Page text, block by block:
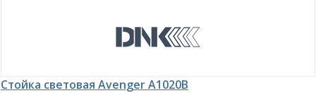
Стойка световая Avenger A1020B